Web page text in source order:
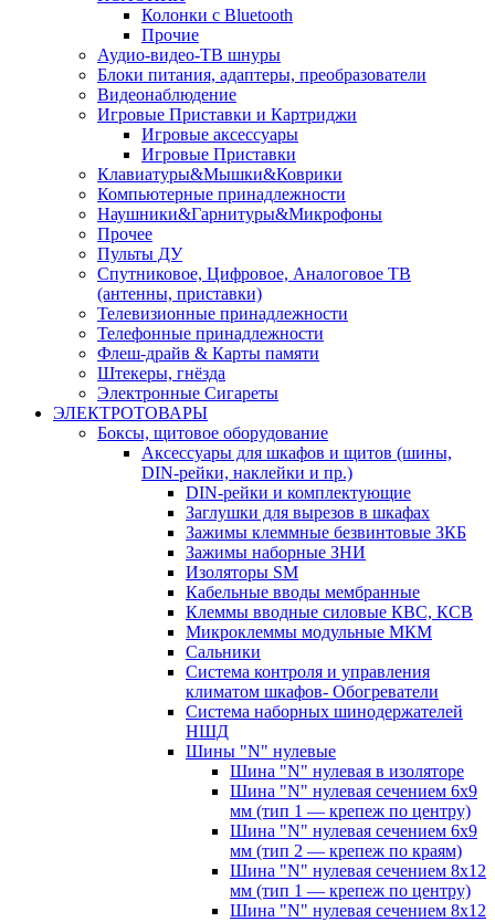
Колонки с Bluetooth
Прочие
Аудио-видео-ТВ шнуры
Блоки питания, адаптеры, преобразователи
Видеонаблюдение
Игровые Приставки и Картриджи
Игровые аксессуары
Игровые Приставки
Клавиатуры&Мышки&Коврики
Компьютерные принадлежности
Наушники&Гарнитуры&Микрофоны
Прочее
Пульты ДУ
Спутниковое, Цифровое, Аналоговое ТВ
(антенны, приставки)
Телевизионные принадлежности
Телефонные принадлежности
Флеш-драйв & Карты памяти
Штекеры, гнёзда
Электронные Сигареты
ЭЛЕКТРОТОВАРЫ
Боксы, щитовое оборудование
Аксессуары для шкафов и щитов (шины,
DIN-рейки, наклейки и пр.)
DIN-рейки и комплектующие
Заглушки для вырезов в шкафах
Зажимы клеммные безвинтовые ЗКБ
Зажимы наборные ЗНИ
Изоляторы SM
Кабельные вводы мембранные
Клеммы вводные силовые КВС, КСВ
Микроклеммы модульные МКМ
Сальники
Система контроля и управления
климатом шкафов- Обогреватели
Система наборных шинодержателей
НШД
Шины "N" нулевые
Шина "N" нулевая в изоляторе
Шина "N" нулевая сечением 6х9
мм (тип 1 — крепеж по центру)
Шина "N" нулевая сечением 6х9
мм (тип 2 — крепеж по краям)
Шина "N" нулевая сечением 8х12
мм (тип 1 — крепеж по центру)
Шина "N" нулевая сечением 8х12